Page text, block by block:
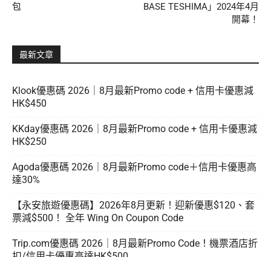
包
BASE TESHIMA」2024年4月
開幕！
最新文章
Klook優惠碼 2026｜8月最新Promo code + 信用卡優惠減
HK$450
KKday優惠碼 2026｜8月最新Promo code + 信用卡優惠減
HK$250
Agoda優惠碼 2026｜8月最新Promo code＋信用卡優惠高
達30%
【永安旅遊優惠碼】2026年8月更新！迎新優惠$120、套
票減$500！ 全年 Wing On Coupon Code
Trip.com優惠碼 2026｜8月最新Promo Code！機票酒店折